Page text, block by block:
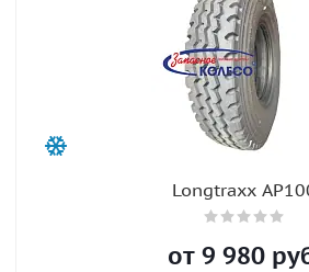
Longtraxx
от 9 980